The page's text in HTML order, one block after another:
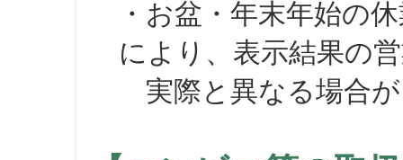
・お盆・年末年始の
により、表示結果の
実際と異なる場合が